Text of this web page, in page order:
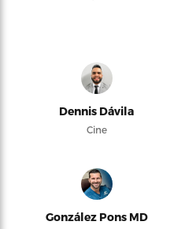
Dennis Dávila
Cine
González Pons MD